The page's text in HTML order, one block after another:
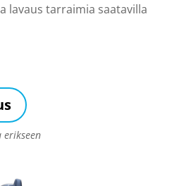
lavaus tarraimia saatavilla